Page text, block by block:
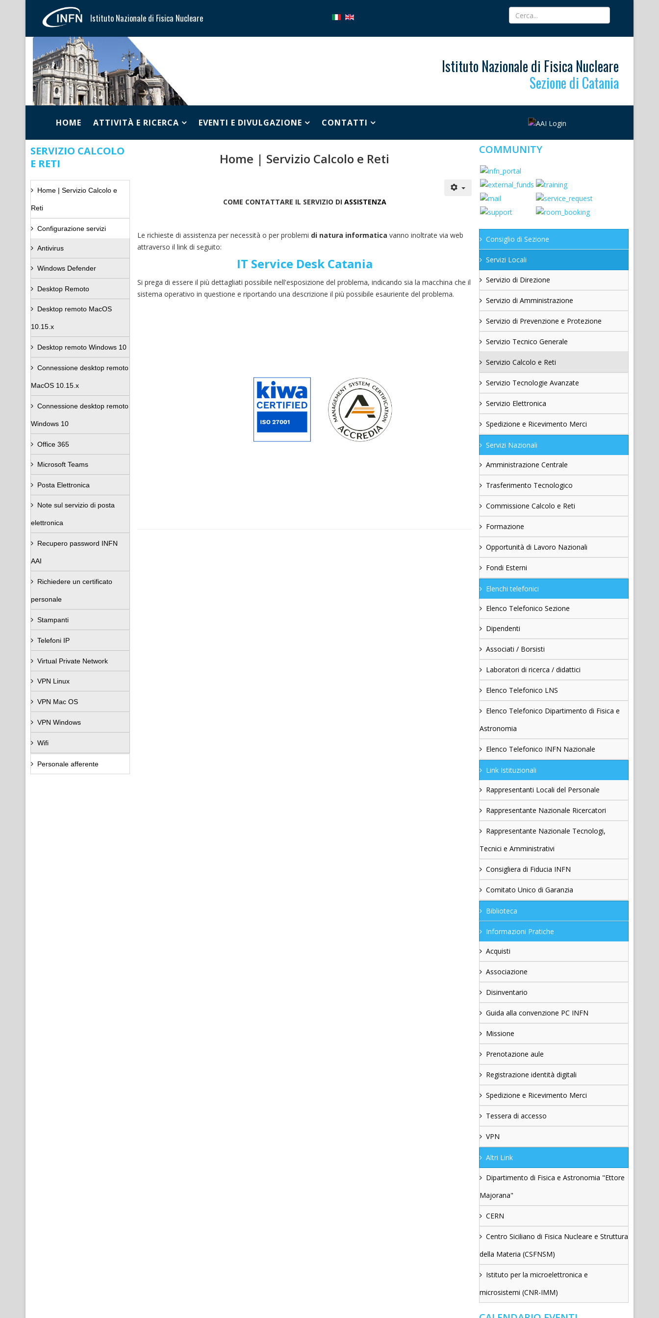
Istituto Nazionale di Fisica Nucleare
Istituto Nazionale di Fisica Nucleare
Sezione di Catania
HOME ATTIVITÀ E RICERCA EVENTI E DIVULGAZIONE CONTATTI
SERVIZIO CALCOLO
E RETI
Home | Servizio Calcolo e
Reti
Configurazione servizi
Antivirus
Windows Defender
Desktop Remoto
Desktop remoto MacOS
10.15.x
Desktop remoto Windows 10
Connessione desktop remoto
MacOS 10.15.x
Connessione desktop remoto
Windows 10
Office 365
Microsoft Teams
Posta Elettronica
Note sul servizio di posta
elettronica
Recupero password INFN
AAI
Richiedere un certificato
personale
Stampanti
Telefoni IP
Virtual Private Network
VPN Linux
VPN Mac OS
VPN Windows
Wifi
Personale afferente
Home | Servizio Calcolo e Reti
COME CONTATTARE IL SERVIZIO DI ASSISTENZA
Le richieste di assistenza per necessità o per problemi di natura informatica vanno inoltrate via web
attraverso il link di seguito:
IT Service Desk Catania
Si prega di essere il più dettagliati possibile nell'esposizione del problema, indicando sia la macchina che il
sistema operativo in questione eriportando una descrizione il più possibile esauriente del problema.
COMMUNITY
Consiglio di Sezione
Servizi Locali
Servizio di Direzione
Servizio di Amministrazione
Servizio di Prevenzione e Protezione
Servizio Tecnico Generale
Servizio Calcolo e Reti
Servizio Tecnologie Avanzate
Servizio Elettronica
Spedizione e Ricevimento Merci
Servizi Nazionali
Amministrazione Centrale
Trasferimento Tecnologico
Commissione Calcolo e Reti
Formazione
Opportunità di Lavoro Nazionali
Fondi Esterni
Elenchi telefonici
Elenco Telefonico Sezione
Dipendenti
Associati / Borsisti
Laboratori di ricerca / didattici
Elenco Telefonico LNS
Elenco Telefonico Dipartimento di Fisica e
Astronomia
Elenco Telefonico INFN Nazionale
Link Istituzionali
Rappresentanti Locali del Personale
Rappresentante Nazionale Ricercatori
Rappresentante Nazionale Tecnologi,
Tecnici e Amministrativi
Consigliera di Fiducia INFN
Comitato Unico di Garanzia
Biblioteca
Informazioni Pratiche
Acquisti
Associazione
Disinventario
Guida alla convenzione PC INFN
Missione
Prenotazione aule
Registrazione identità digitali
Spedizione e Ricevimento Merci
Tessera di accesso
VPN
Altri Link
Dipartimento di Fisica e Astronomia "Ettore
Majorana"
CERN
Centro Siciliano di Fisica Nucleare e Struttura
della Materia (CSFNSM)
Istituto per la microelettronica e
microsistemi (CNR-IMM)